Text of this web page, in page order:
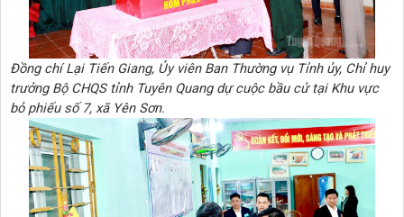
Đồng chí Lại Tiến Giang, Ủy viên Ban Thường vụ Tỉnh ủy, Chỉ huy
trưởng Bộ CHQS tỉnh Tuyên Quang dự cuộc bầu cử tại Khu vực
bỏ phiếu số 7, xã Yên Sơn.